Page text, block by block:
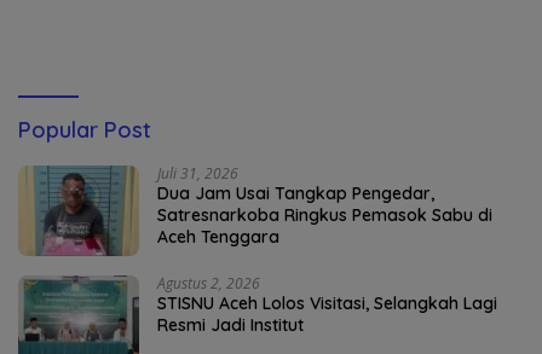
Popular Post
Juli 31, 2026
Dua Jam Usai Tangkap Pengedar,
Satresnarkoba Ringkus Pemasok Sabu di
Aceh Tenggara
Agustus 2, 2026
STISNU Aceh Lolos Visitasi, Selangkah Lagi
Resmi Jadi Institut